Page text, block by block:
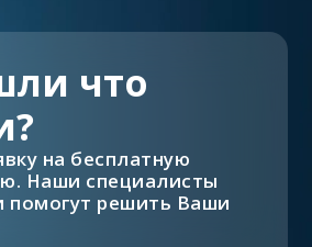
что
на бесплатную
Наши специалисты
помогут решить Ваши